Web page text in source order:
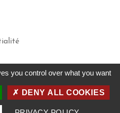
you control over what you want
DENY ALL COOKIES